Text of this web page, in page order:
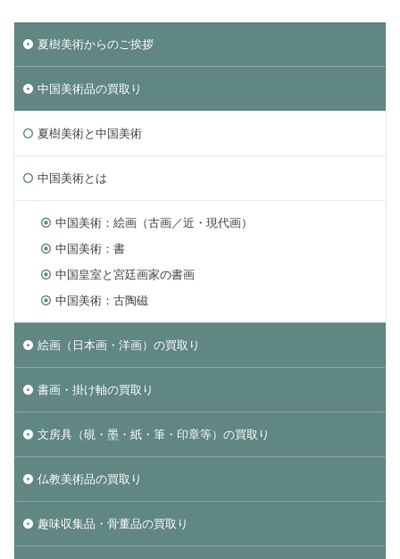
夏樹美術からのご挨拶
中国美術品の買取り
夏樹美術と中国美術
中国美術とは
中国美術：絵画（古画／近・現代画）
中国美術：書
中国皇室と宮廷画家の書画
中国美術：古陶磁
絵画（日本画・洋画）の買取り
書画・掛け軸の買取り
文房具（硯・墨・紙・筆・印章等）の買取り
仏教美術品の買取り
趣味収集品・骨董品の買取り